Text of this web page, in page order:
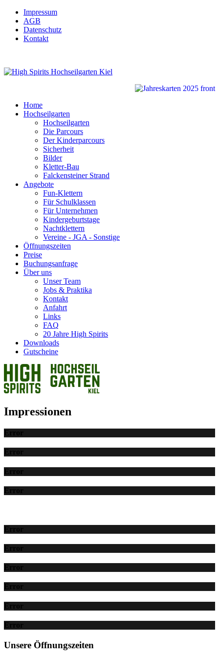
Impressum
AGB
Datenschutz
Kontakt
Home
Hochseilgarten
Hochseilgarten
Die Parcours
Der Kinderparcours
Sicherheit
Bilder
Kletter-Bau
Falckensteiner Strand
Angebote
Fun-Klettern
Für Schulklassen
Für Unternehmen
Kindergeburtstage
Nachtklettern
Vereine - JGA - Sonstige
Öffnungszeiten
Preise
Buchungsanfrage
Über uns
Unser Team
Jobs & Praktika
Kontakt
Anfahrt
Links
FAQ
20 Jahre High Spirits
Downloads
Gutscheine
Impressionen
Error
Error
Error
Error
Error
Error
Error
Error
Error
Error
Unsere Öffnungszeiten